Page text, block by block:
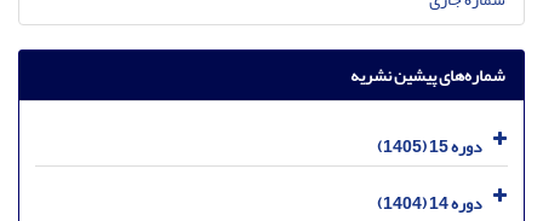
شماره‌های پیشین نشریه
دوره 15 (1405)
دوره 14 (1404)